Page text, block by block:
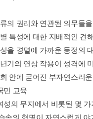
의 권리와 연관된 의무들
특성에 대한 지배적인 견
을 경멸에 가까운 동정의
기의 연상 작용이 성격에
안에 굳어진 부자연스러
민 교육
성의 무지에서 비롯된 몇
속의 혁명이 자연스럽게 야